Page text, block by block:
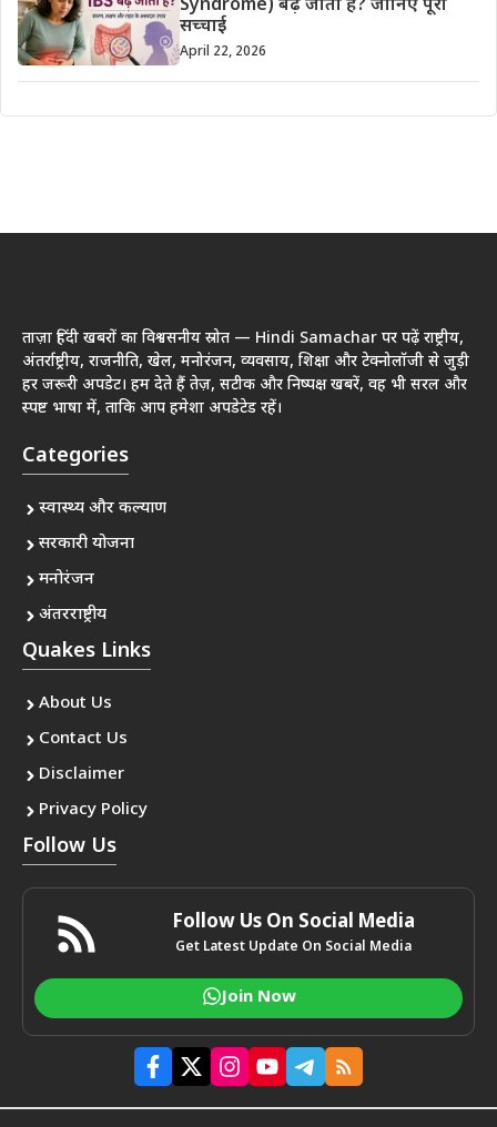
Syndrome) बढ़ जाता है? जानिए पूरी
सच्चाई
April 22, 2026
ताज़ा हिंदी खबरों का विश्वसनीय स्रोत — Hindi Samachar पर पढ़ें राष्ट्रीय,
अंतर्राष्ट्रीय, राजनीति, खेल, मनोरंजन, व्यवसाय, शिक्षा और टेक्नोलॉजी से जुड़ी
हर जरूरी अपडेट। हम देते हैं तेज़, सटीक और निष्पक्ष खबरें, वह भी सरल और
स्पष्ट भाषा में, ताकि आप हमेशा अपडेटेड रहें।
Categories
स्वास्थ्य और कल्याण
सरकारी योजना
मनोरंजन
अंतरराष्ट्रीय
Quakes Links
About Us
Contact Us
Disclaimer
Privacy Policy
Follow Us
Follow Us On Social Media
Get Latest Update On Social Media
Join Now